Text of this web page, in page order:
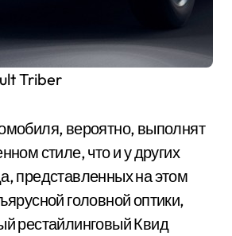
Triber
вероятно, выполнят
стиле, что и у других
представленных на этом
головной оптики,
рестайлинговый Квид